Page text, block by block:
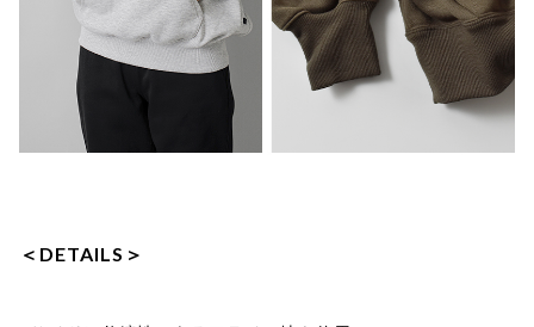
＜DETAILS＞